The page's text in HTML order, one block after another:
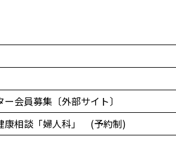
会員募集〔外部サイト〕
康相談「婦人科」 (予約制)